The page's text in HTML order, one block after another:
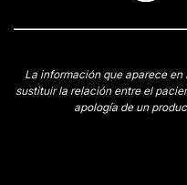
La información que aparece
sustituir la relación entre el
apología de un